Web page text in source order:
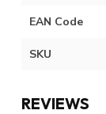
EAN Code
SKU
REVIEWS